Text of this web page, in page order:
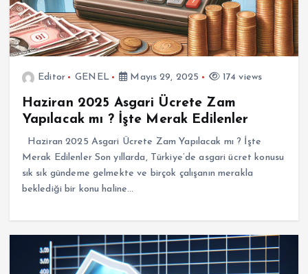
Editor GENEL Mayıs 29, 2025 174 views
Haziran 2025 Asgari Ücrete Zam
Yapılacak mı ? İşte Merak Edilenler
Haziran 2025 Asgari Ücrete Zam Yapılacak mı ? İşte
Merak Edilenler Son yıllarda, Türkiye’de asgari ücret konusu
sık sık gündeme gelmekte ve birçok çalışanın merakla
beklediği bir konu haline…